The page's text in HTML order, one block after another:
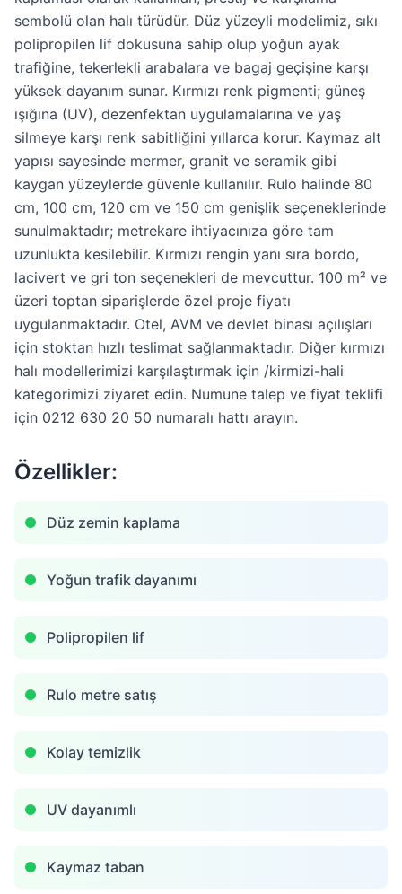
sembolü olan halı türüdür. Düz yüzeyli modelimiz, sıkı
polipropilen lif dokusuna sahip olup yoğun ayak
trafiğine, tekerlekli arabalara ve bagaj geçişine karşı
yüksek dayanım sunar. Kırmızı renk pigmenti; güneş
ışığına (UV), dezenfektan uygulamalarına ve yaş
silmeye karşı renk sabitliğini yıllarca korur. Kaymaz alt
yapısı sayesinde mermer, granit ve seramik gibi
kaygan yüzeylerde güvenle kullanılır. Rulo halinde 80
cm, 100 cm, 120 cm ve 150 cm genişlik seçeneklerinde
sunulmaktadır; metrekare ihtiyacınıza göre tam
uzunlukta kesilebilir. Kırmızı rengin yanı sıra bordo,
lacivert ve gri ton seçenekleri de mevcuttur. 100 m² ve
üzeri toptan siparişlerde özel proje fiyatı
uygulanmaktadır. Otel, AVM ve devlet binası açılışları
için stoktan hızlı teslimat sağlanmaktadır. Diğer kırmızı
halı modellerimizi karşılaştırmak için /kirmizi-hali
kategorimizi ziyaret edin. Numune talep ve fiyat teklifi
için 0212 630 20 50 numaralı hattı arayın.
Özellikler:
Düz zemin kaplama
Yoğun trafik dayanımı
Polipropilen lif
Rulo metre satış
Kolay temizlik
UV dayanımlı
Kaymaz taban